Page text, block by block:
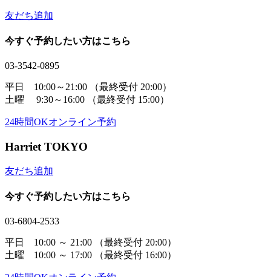
友だち追加
今すぐ予約したい方はこちら
03-3542-0895
平日 10:00～21:00
（最終受付 20:00）
土曜 9:30～16:00
（最終受付 15:00）
24時間OKオンライン予約
Harriet TOKYO
友だち追加
今すぐ予約したい方はこちら
03-6804-2533
平日 10:00 ～ 21:00
（最終受付 20:00）
土曜 10:00 ～ 17:00
（最終受付 16:00）